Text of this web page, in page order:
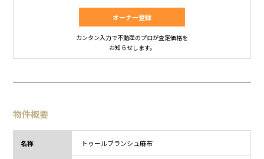
オーナー登録
カンタン入力で不動産のプロが査定価格を
お知らせします。
物件概要
名称 トゥールブランシュ麻布